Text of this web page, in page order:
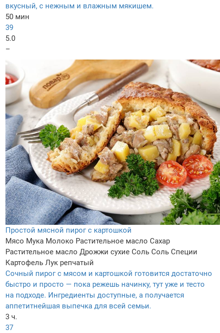
вкусный, с нежным и влажным мякишем.
50 мин
39
5.0
–
Простой мясной пирог с картошкой
Мясо Мука Молоко Растительное масло Сахар
Растительное масло Дрожжи сухие Соль Соль Специи
Картофель Лук репчатый
Сочный пирог с мясом и картошкой готовится достаточно
быстро и просто — пока режешь начинку, тут уже и тесто
на подходе. Ингредиенты доступные, а получается
аппетитнейшая выпечка для всей семьи.
3 ч.
37